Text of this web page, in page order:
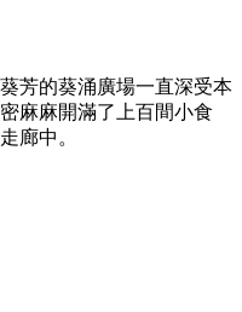
芳的葵涌廣場一直深受本
麻麻開滿了上百間小食
廊中。